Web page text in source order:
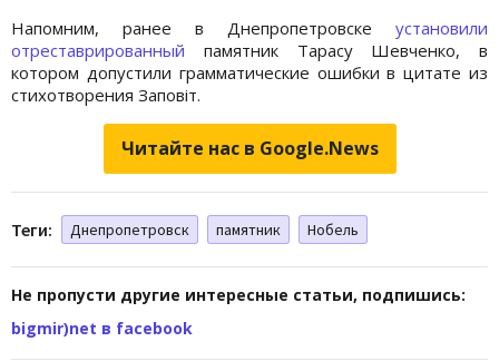
Напомним, ранее в Днепропетровске установили
отреставрированный памятник Тарасу Шевченко, в
котором допустили грамматические ошибки в цитате из
стихотворения Заповіт.
Читайте нас в Google.News
Теги: Днепропетровск памятник Нобель
Не пропусти другие интересные статьи, подпишись:
bigmir)net в facebook